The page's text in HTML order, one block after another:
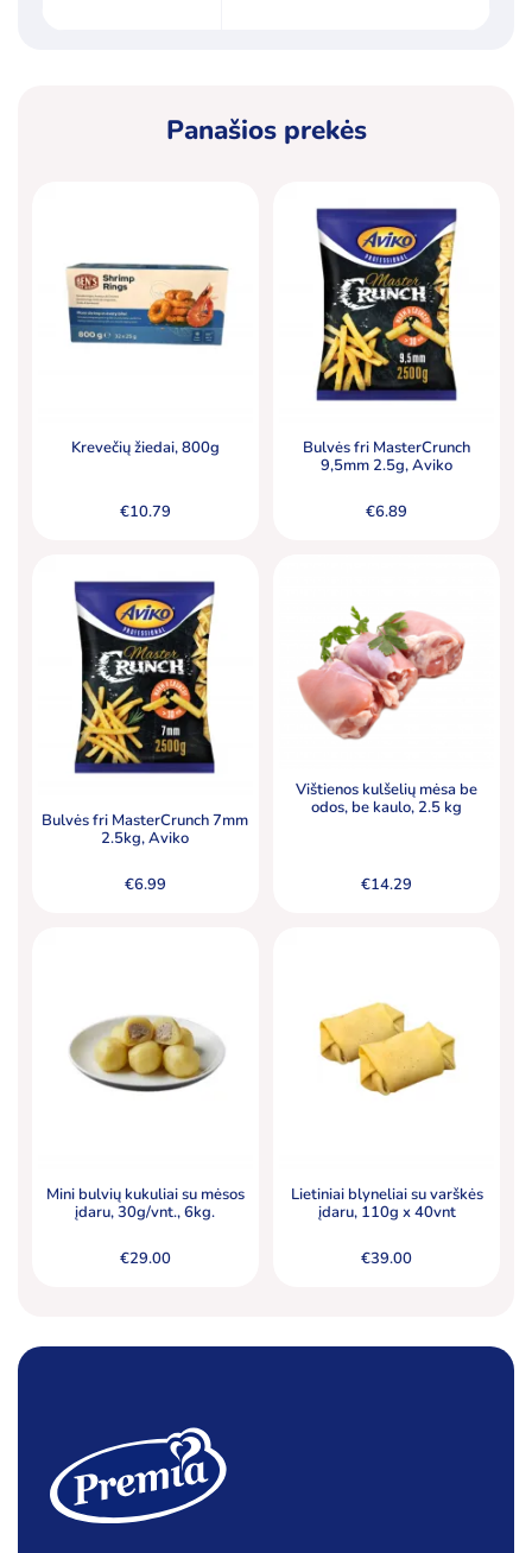
Panašios prekės
Krevečių žiedai, 800g
€10.79
Bulvės fri MasterCrunch
9,5mm 2.5g, Aviko
€6.89
Bulvės fri MasterCrunch 7mm
2.5kg, Aviko
€6.99
Vištienos kulšelių mėsa be
odos, be kaulo, 2.5 kg
€14.29
Mini bulvių kukuliai su mėsos
įdaru, 30g/vnt., 6kg.
€29.00
Lietiniai blyneliai su varškės
įdaru, 110g x 40vnt
€39.00